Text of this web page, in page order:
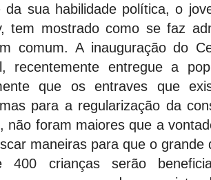
da sua habilidade política, o
tem mostrado como se faz
comum. A inauguração do
recentemente entregue a
que os entraves que
para a regularização da
não foram maiores que a
maneiras para que o grande
400 crianças serão